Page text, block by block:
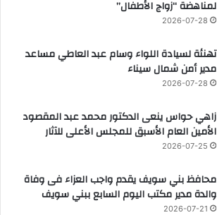
لمناهضة “زواج الأطفال”
2026-07-28
تهنئة لسيادة اللواء وسام عبد العاطي مساعد
مدير أمن شمال سيناء
2026-07-28
زاهي حواس ينعى الدكتور محمد عبد المقصود
الأمين العام الأسبق للمجلس الأعلى للآثار
2026-07-25
محافظ بني سويف يقدم واجب العزاء فى وفاة
والدة مدير مكتب اليوم السابع ببني سويف
2026-07-21